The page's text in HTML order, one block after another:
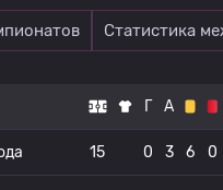
Статистика
Г А
15 0 3 6 0